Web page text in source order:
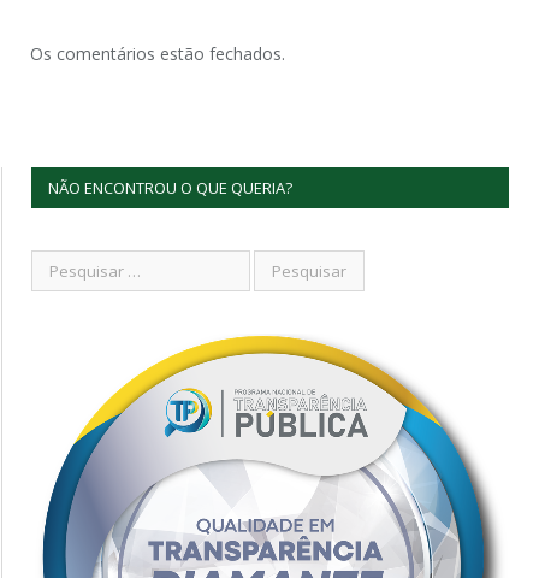
Os comentários estão fechados.
NÃO ENCONTROU O QUE QUERIA?